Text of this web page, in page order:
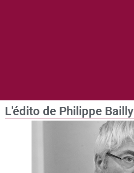
L'édito de Philippe Bailly